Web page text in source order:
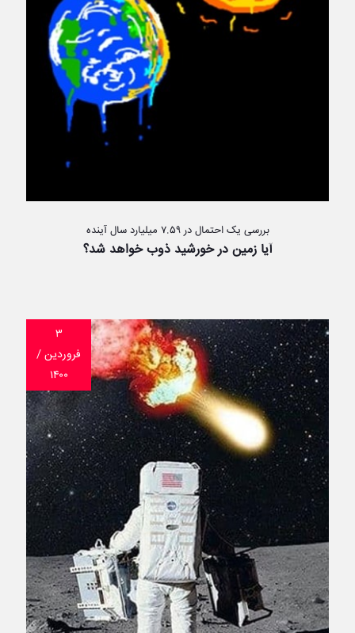
بررسی یک احتمال در ۷.۵۹ میلیارد سال آینده
آیا زمین در خورشید ذوب خواهد شد؟
۳
فروردین /
۱۴۰۰